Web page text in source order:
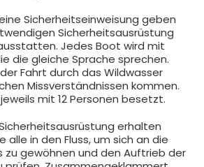
Sicherheitseinweisung geben
Sicherheitsausrüstung
Jedes Boot wird mit
die gleiche Sprache sprechen.
Fahrt durch das Wildwasser
Missverständnissen kommen.
mit 12 Personen besetzt.
erhalten
alle in den Fluss, um sich an die
zu gewöhnen und den Auftrieb der